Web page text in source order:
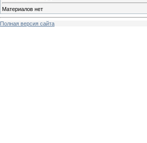
Материалов нет
Полная версия сайта